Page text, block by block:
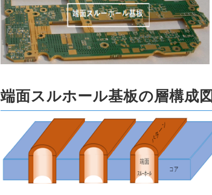
端面スルホール基板の層構成図